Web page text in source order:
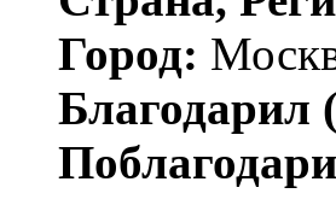
Город:
Благодарил